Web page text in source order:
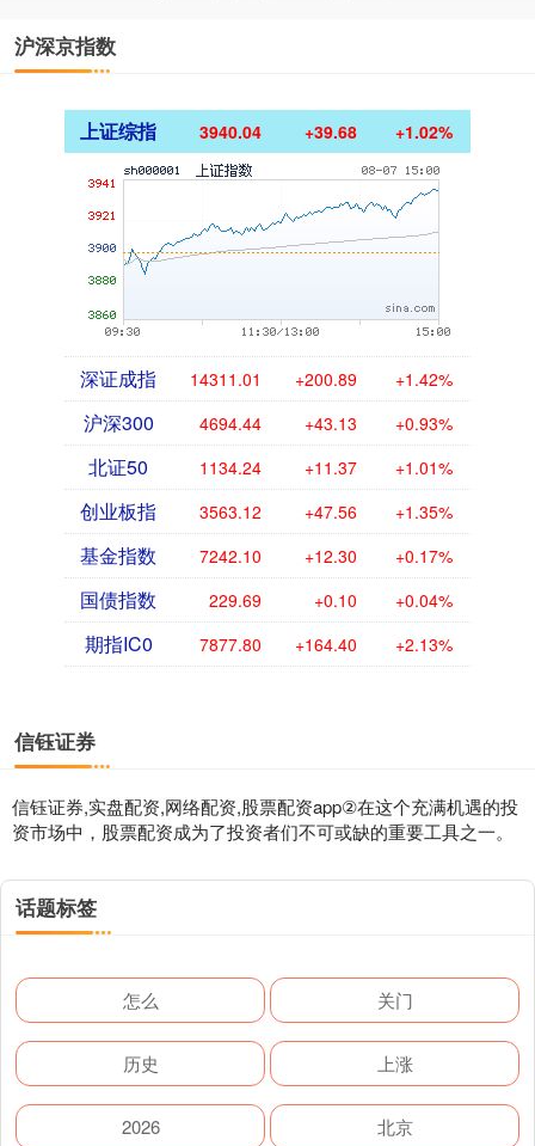
沪深京指数
上证综指 3940.04 +39.68 +1.02%
深证成指 14311.01 +200.89 +1.42%
沪深300 4694.44 +43.13 +0.93%
北证50 1134.24 +11.37 +1.01%
创业板指 3563.12 +47.56 +1.35%
基金指数 7242.10 +12.30 +0.17%
国债指数 229.69 +0.10 +0.04%
期指IC0 7877.80 +164.40 +2.13%
信钰证券
信钰证券,实盘配资,网络配资,股票配资app②在这个充满机遇的投
资市场中，股票配资成为了投资者们不可或缺的重要工具之一。
话题标签
怎么 关门
历史 上涨
2026 北京